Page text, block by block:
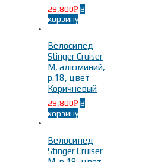
29,800Р В
корзину
Велосипед
Stinger Cruiser
M, алюминий,
р.18, цвет
Коричневый
29,800Р В
корзину
Велосипед
Stinger Cruiser